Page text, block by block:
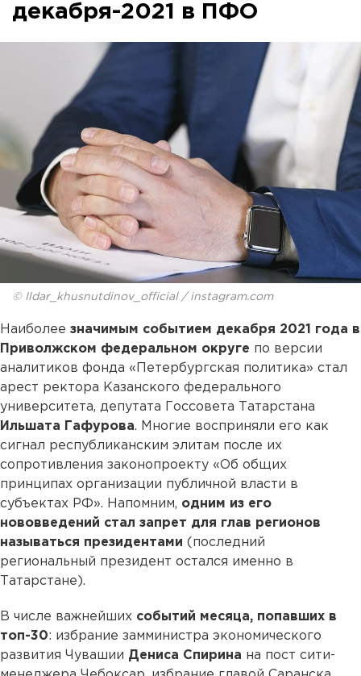
декабря-2021 в ПФО
© Ildar_khusnutdinov_official / instagram.com
Наиболее значимым событием декабря 2021 года в
Приволжском федеральном округе по версии
аналитиков фонда «Петербургская политика» стал
арест ректора Казанского федерального
университета, депутата Госсовета Татарстана
Ильшата Гафурова. Многие восприняли его как
сигнал республиканским элитам после их
сопротивления законопроекту «Об общих
принципах организации публичной власти в
субъектах РФ». Напомним, одним из его
нововведений стал запрет для глав регионов
называться президентами (последний
региональный президент остался именно в
Татарстане).
В числе важнейших событий месяца, попавших в
топ-30: избрание замминистра экономического
развития Чувашии Дениса Спирина на пост сити-